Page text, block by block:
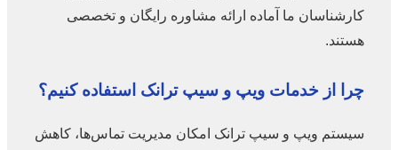
کارشناسان ما آماده ارائه مشاوره رایگان و تخصصی
هستند.
چرا از خدمات ویپ و سیپ ترانک استفاده کنیم؟
سیستم ویپ و سیپ ترانک امکان مدیریت تماس‌ها، کاهش